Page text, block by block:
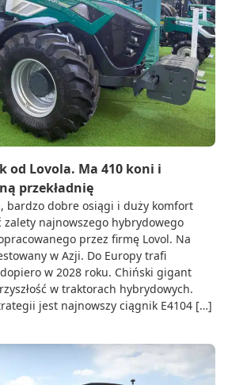
od Lovola. Ma 410 koni i
przekładnię
bardzo dobre osiągi i duży komfort
zalety najnowszego hybrydowego
przez firmę Lovol. Na
w Azji. Do Europy trafi
w 2028 roku. Chiński gigant
w traktorach hybrydowych.
jest najnowszy ciągnik E4104 […]